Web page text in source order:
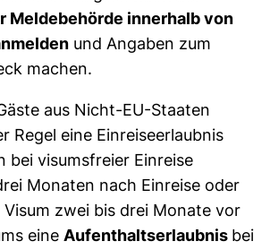
Meldebehörde innerhalb von
und Angaben zum
machen.
aus Nicht-EU-Staaten
Regel eine Einreiseerlaubnis
bei visumsfreier Einreise
Monaten nach Einreise oder
Visum zwei bis drei Monate vor
eine Aufenthaltserlaubnis bei